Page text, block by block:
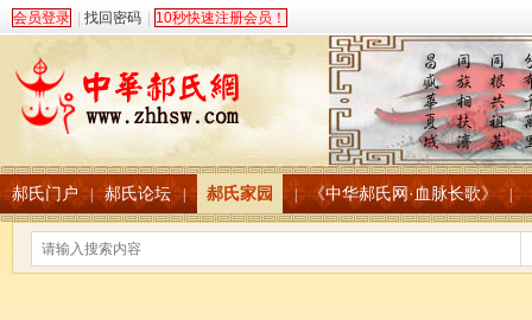
会员登录 找回密码 10秒快速注册会员！
郝氏门户 | 郝氏论坛 | 郝氏家园 《中华郝氏网·血脉长歌》